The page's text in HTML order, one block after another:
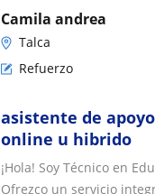
Camila andrea
Talca
Refuerzo
asistente de
online u hibrido
¡Hola! Soy Técnico en
Ofrezco un servicio